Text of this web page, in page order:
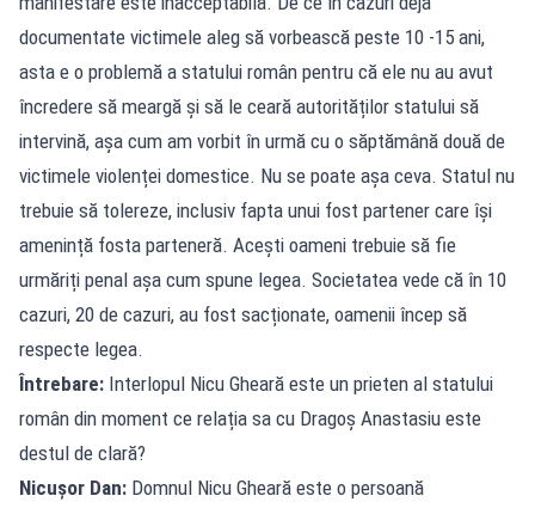
documentate victimele aleg să vorbească peste 10 -15 ani,
asta e o problemă a statului român pentru că ele nu au avut
încredere să meargă și să le ceară autorităților statului să
intervină, așa cum am vorbit în urmă cu o săptămână două de
victimele violenței domestice. Nu se poate așa ceva. Statul nu
trebuie să tolereze, inclusiv fapta unui fost partener care își
amenință fosta parteneră. Acești oameni trebuie să fie
urmăriți penal așa cum spune legea. Societatea vede că în 10
cazuri, 20 de cazuri, au fost sacționate, oamenii încep să
respecte legea.
Întrebare: Interlopul Nicu Gheară este un prieten al statului
român din moment ce relația sa cu Dragoș Anastasiu este
destul de clară?
Nicușor Dan: Domnul Nicu Gheară este o persoană